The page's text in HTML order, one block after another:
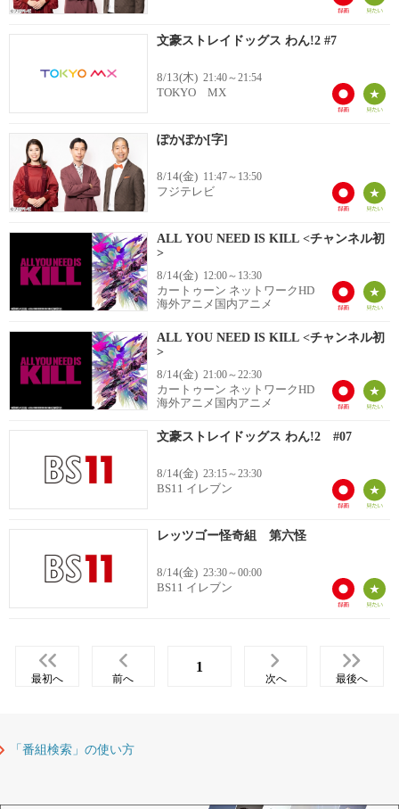
文豪ストレイドッグス わん!2 #7
8/13(木) 21:40～21:54
TOKYO MX
ぽかぽか[字]
8/14(金) 11:47～13:50
フジテレビ
ALL YOU NEED IS KILL <チャンネル初
>
8/14(金) 12:00～13:30
カートゥーン ネットワークHD
海外アニメ国内アニメ
ALL YOU NEED IS KILL <チャンネル初
>
8/14(金) 21:00～22:30
カートゥーン ネットワークHD
海外アニメ国内アニメ
文豪ストレイドッグス わん!2 #07
8/14(金) 23:15～23:30
BS11 イレブン
レッツゴー怪奇組 第六怪
8/14(金) 23:30～00:00
BS11 イレブン
最初へ 前へ
1
次へ 最後へ
「番組検索」の使い方